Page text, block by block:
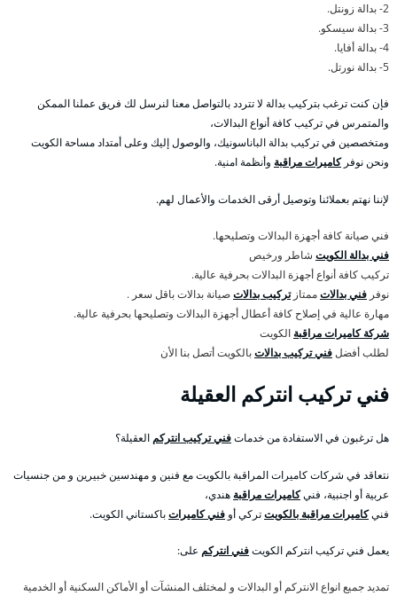
2- بدالة زونتل.
3- بدالة سيسكو.
4- بدالة أفايا.
5- بدالة نورتل.
فإن كنت ترغب بتركيب بدالة لا تتردد بالتواصل معنا لنرسل لك فريق عملنا الممكن
والمتمرس في تركيب كافة أنواع البدالات،
ومتخصصين في تركيب بدالة الباناسونيك، والوصول إليك وعلى أمتداد مساحة الكويت
ونحن نوفركاميرات مراقبة وأنظمة امنية.
لإننا نهتم بعملائنا وتوصيل أرقى الخدمات والأعمال لهم.
فني صيانة كافة أجهزة البدالات وتصليحها.
فني بدالة الكويت شاطر ورخيص
تركيب كافة أنواع أجهزة البدالات بحرفية عالية.
نوفر فني بدالاتممتازتركيب بدالاتصيانة بدالات باقل سعر .
مهارة عالية في إصلاح كافة أعطال أجهزة البدالات وتصليحها بحرفية عالية.
شركة كاميرات مراقبة الكويت
لطلب أفضلفني تركيب بدالاتبالكويت أتصل بنا الأن
فني تركيب انتركم العقيلة
هل ترغبون في الاستفادة من خدماتفني تركيب انتركمالعقيلة؟
نتعاقد في شركات كاميرات المراقبة بالكويت مع فنين و مهندسين خبيرين و من جنسيات
عربية أو اجنبية، فنيكاميرات مراقبة هندي،
فنيكاميرات مراقبة بالكويتتركي أو فني كاميراتباكستاني الكويت.
يعمل فني تركيب انتركم الكويتفني انتركم على:
تمديد جميع انواع الانتركم أو البدالات و لمختلف المنشآت أو الأماكن السكنية أو الخدمية